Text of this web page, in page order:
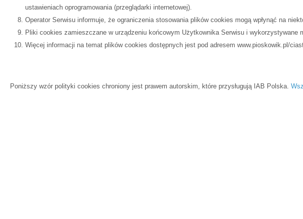
ustawieniach oprogramowania (przeglądarki internetowej).
Operator Serwisu informuje, że ograniczenia stosowania plików cookies mogą wpłynąć na
Pliki cookies zamieszczane w urządzeniu końcowym Użytkownika Serwisu i wykorzystywane
Więcej informacji na temat plików cookies dostępnych jest pod adresem www.pioskowik.pl/
Poniższy wzór polityki cookies chroniony jest prawem autorskim, które przysługują IAB Polska.